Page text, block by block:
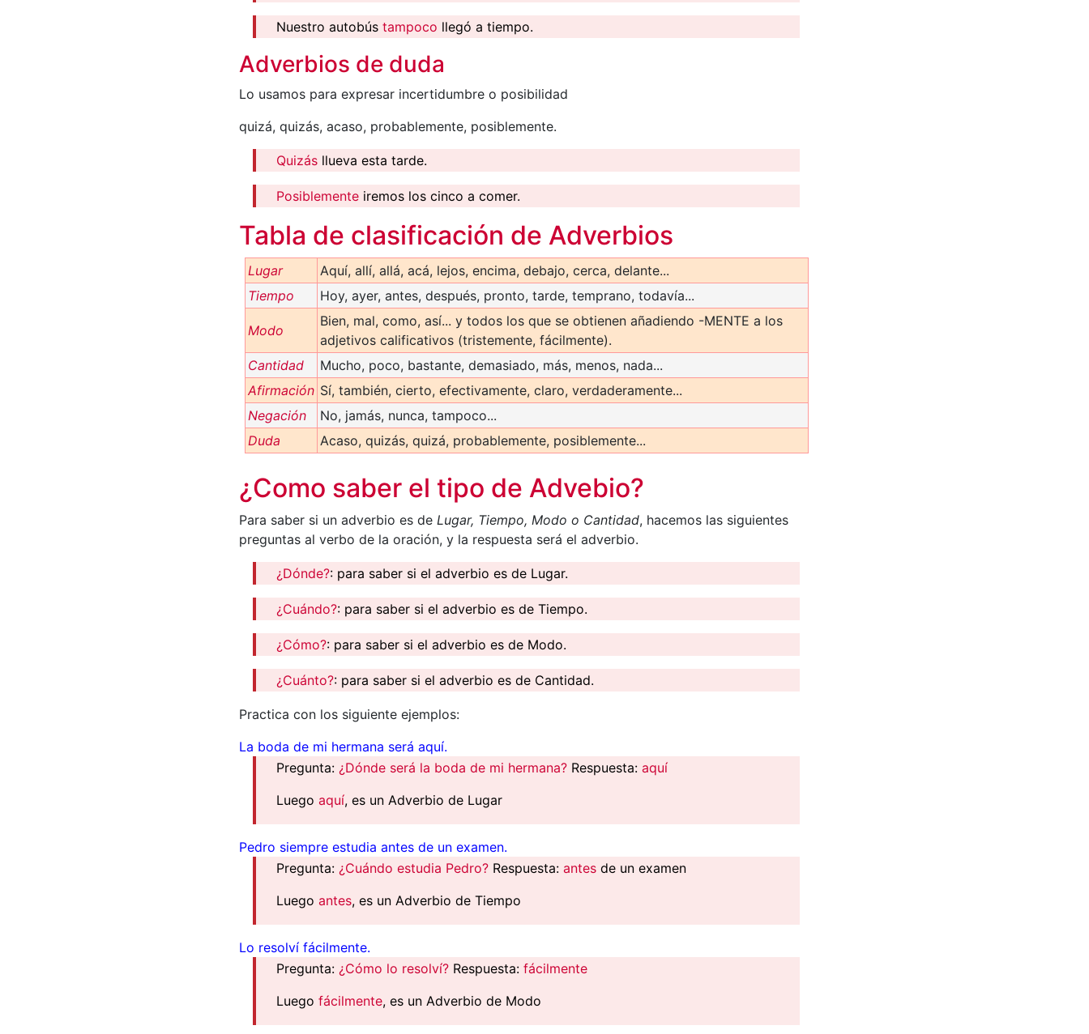
Nuestro autobústampoco llegó a tiempo.
Adverbios de duda
Lo usamos para expresar incertidumbre o posibilidad
quizá, quizás, acaso, probablemente, posiblemente.
Quizás llueva esta tarde.
Posiblemente iremos los cinco a comer.
Tabla de clasificación de Adverbios
Lugar
Aquí, allí, allá, acá, lejos, encima, debajo, cerca, delante...
Tiempo
Hoy, ayer, antes, después, pronto, tarde, temprano, todavía...
Modo
Bien, mal, como, así... y todos los que se obtienen añadiendo -MENTE a los
adjetivos calificativos (tristemente, fácilmente).
Cantidad
Mucho, poco, bastante, demasiado, más, menos, nada...
Afirmación Sí, también, cierto, efectivamente, claro, verdaderamente...
Negación
No, jamás, nunca, tampoco...
Duda
Acaso, quizás, quizá, probablemente, posiblemente...
¿Como saber el tipo de Advebio?
Para saber si un adverbio es de Lugar, Tiempo, Modo o Cantidad, hacemos las siguientes
preguntas al verbo de la oración, y la respuesta será el adverbio.
¿Dónde?: para saber si el adverbio es de Lugar.
¿Cuándo?: para saber si el adverbio es de Tiempo.
¿Cómo?: para saber si el adverbio es de Modo.
¿Cuánto?: para saber si el adverbio es de Cantidad.
Practica con los siguiente ejemplos:
La boda de mi hermana será aquí.
Pregunta: ¿Dónde será la boda de mi hermana? Respuesta:aquí
Luegoaquí, es un Adverbio de Lugar
Pedro siempre estudia antes de un examen.
Pregunta: ¿Cuándo estudia Pedro? Respuesta:antes de un examen
Luegoantes, es un Adverbio de Tiempo
Lo resolví fácilmente.
Pregunta: ¿Cómo lo resolví? Respuesta:fácilmente
Luegofácilmente, es un Adverbio de Modo